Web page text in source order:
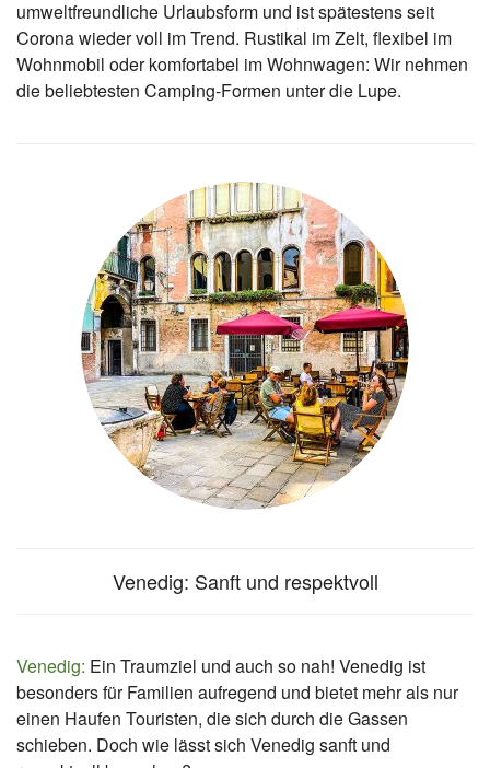
umweltfreundliche Urlaubsform und ist spätestens seit
Corona wieder voll im Trend. Rustikal im Zelt, flexibel im
Wohnmobil oder komfortabel im Wohnwagen: Wir nehmen
die beliebtesten Camping-Formen unter die Lupe.
Venedig: Sanft und respektvoll
Venedig: Ein Traumziel und auch so nah! Venedig ist
besonders für Familien aufregend und bietet mehr als nur
einen Haufen Touristen, die sich durch die Gassen
schieben. Doch wie lässt sich Venedig sanft und